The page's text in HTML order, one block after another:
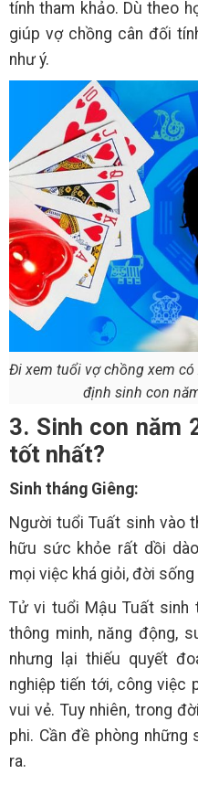
tính tham khảo. Dù theo
giúp vợ chồng cân đối
như ý.
Đi xem tuổi vợ chồng xem
định sinh con
3. Sinh con năm
tốt nhất?
Sinh tháng Giêng:
Người tuổi Tuất sinh vào
hữu sức khỏe rất dồi
mọi việc khá giỏi, đời
Tử vi tuổi Mậu Tuất sinh
thông minh, năng động,
nhưng lại thiếu quyết
nghiệp tiến tới, công việc
vui vẻ. Tuy nhiên, trong
phi. Cần đề phòng
ra.